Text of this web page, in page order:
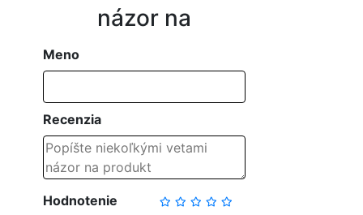
názor na
Meno
Recenzia
Hodnotenie